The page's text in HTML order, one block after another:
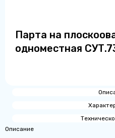
Парта на
одноместная
Описание